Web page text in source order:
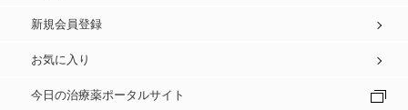
新規会員登録
お気に入り
今日の治療薬ポータルサイト